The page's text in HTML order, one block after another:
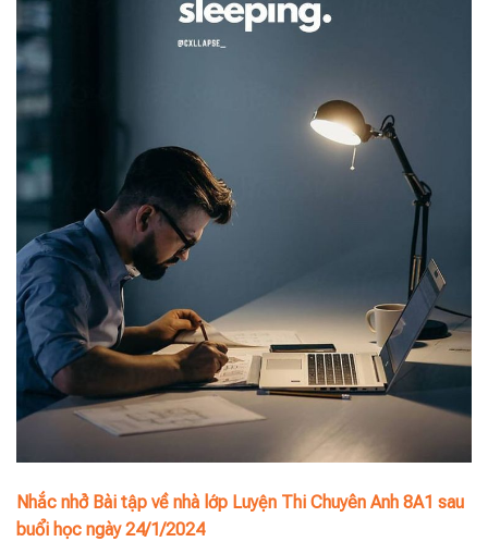
Nhắc nhở Bài tập về nhà lớp Luyện Thi Chuyên Anh 8A1 sau
buổi học ngày 24/1/2024